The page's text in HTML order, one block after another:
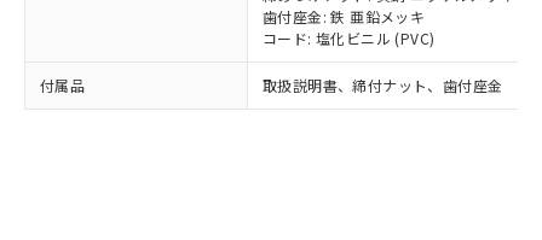
歯付座金: 鉄 亜鉛メッキ
コード: 塩化ビニル (PVC)
付属品 取扱説明書、締付ナット、歯付座金
示しないようお願いします。
マイパーツ機能（部品リスト作成サー
ビス）をご利用いただくには、I-Web
メンバーズにご登録されている必要が
部品在庫の切り替え状況などにより、予定
月が前後することがあります。
準値以下であることを示します。
「10」：通常の使用状況下において有害物
質が外部に漏えいし、環境に深刻な影響を
及ぼさない年数を意味します。
該第三者に通知します。また当社は、
販売先および販売に係わる関係者が違
り引きをいたしません。
受注生産機種、また在庫状況の
情報を公開していない機種